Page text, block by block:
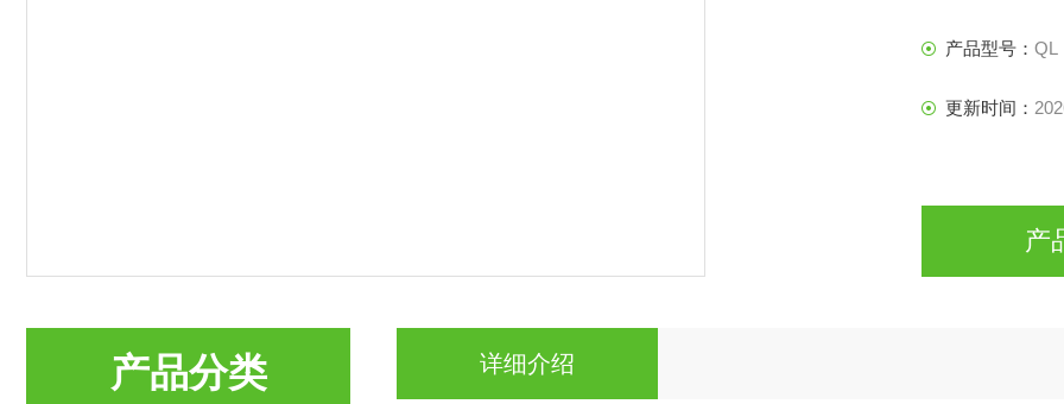
产品型号： QL
更新时间：
产
产品分类 详细介绍